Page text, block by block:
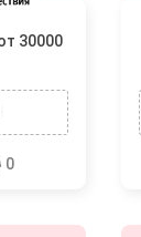
30000
0